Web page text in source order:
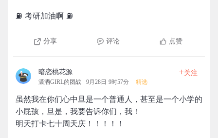
⛽️ 考研加油啊 ⛽️
分享 评论 点赞
暗恋桃花源
潇洒GIRL的团战 9月28日 9时57分 精选
+关注
虽然我在你们心中旦是一个普通人，甚至是一个小学的
小屁孩，旦是，我要告诉你们，我！
明天打卡七十周天庆！！！！！